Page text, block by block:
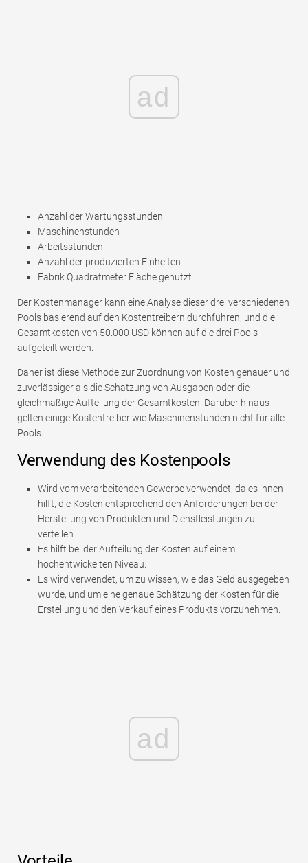
ad
Anzahl der Wartungsstunden
Maschinenstunden
Arbeitsstunden
Anzahl der produzierten Einheiten
Fabrik Quadratmeter Fläche genutzt.
Der Kostenmanager kann eine Analyse dieser drei verschiedenen
Pools basierend auf den Kostentreibern durchführen, und die
Gesamtkosten von 50.000 USD können auf die drei Pools
aufgeteilt werden.
Daher ist diese Methode zur Zuordnung von Kosten genauer und
zuverlässiger als die Schätzung von Ausgaben oder die
gleichmäßige Aufteilung der Gesamtkosten. Darüber hinaus
gelten einige Kostentreiber wie Maschinenstunden nicht für alle
Pools.
Verwendung des Kostenpools
Wird vom verarbeitenden Gewerbe verwendet, da es ihnen
hilft, die Kosten entsprechend den Anforderungen bei der
Herstellung von Produkten und Dienstleistungen zu
verteilen.
Es hilft bei der Aufteilung der Kosten auf einem
hochentwickelten Niveau.
Es wird verwendet, um zu wissen, wie das Geld ausgegeben
wurde, und um eine genaue Schätzung der Kosten für die
Erstellung und den Verkauf eines Produkts vorzunehmen.
ad